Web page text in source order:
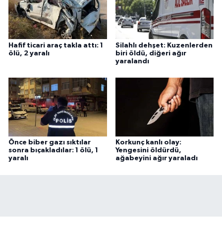
Hafif ticari araç takla attı: 1
ölü, 2 yaralı
Silahlı dehşet: Kuzenlerden
biri öldü, diğeri ağır
yaralandı
Önce biber gazı sıktılar
sonra bıçakladılar: 1 ölü, 1
yaralı
Korkunç kanlı olay:
Yengesini öldürdü,
ağabeyini ağır yaraladı